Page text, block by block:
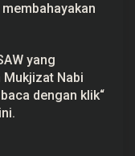
yang
Mukjizat Nabi
dengan klik“